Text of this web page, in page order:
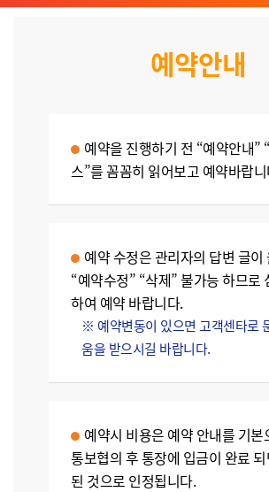
예약안내
예약을 진행하기 전 “예약안내”
스”를 꼼꼼히 읽어보고 예약바랍
예약 수정은 관리자의 답변 글이
“예약수정” “삭제” 불가능 하므로
하여 예약 바랍니다.
※ 예약변동이 있으면 고객센타로
움을 받으시길 바랍니다.
예약시 비용은 예약 안내를 기본
통보협의 후 통장에 입금이 완료
된 것으로 인정됩니다.